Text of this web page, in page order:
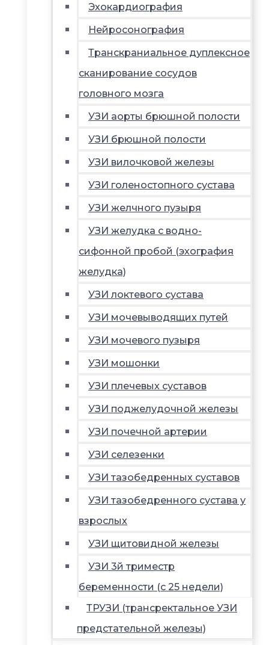
Эхокардиография
Нейросонография
Транскраниальное дуплексное
сканирование сосудов
головного мозга
УЗИ аорты брюшной полости
УЗИ брюшной полости
УЗИ вилочковой железы
УЗИ голеностопного сустава
УЗИ желчного пузыря
УЗИ желудка с водно-
сифонной пробой (эхография
желудка)
УЗИ локтевого сустава
УЗИ мочевыводящих путей
УЗИ мочевого пузыря
УЗИ мошонки
УЗИ плечевых суставов
УЗИ поджелудочной железы
УЗИ почечной артерии
УЗИ селезенки
УЗИ тазобедренных суставов
УЗИ тазобедренного сустава у
взрослых
УЗИ щитовидной железы
УЗИ 3й триместр
беременности (с 25 недели)
ТРУЗИ (трансректальное УЗИ
предстательной железы)